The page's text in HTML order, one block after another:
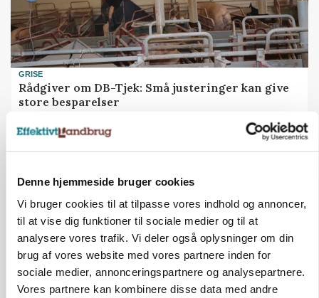
Denne hjemmeside bruger cookies
Vi bruger cookies til at tilpasse vores indhold og annoncer,
til at vise dig funktioner til sociale medier og til at
analysere vores trafik. Vi deler også oplysninger om din
brug af vores website med vores partnere inden for
sociale medier, annonceringspartnere og analysepartnere.
Vores partnere kan kombinere disse data med andre
GRISE
Rådgiver om DB-Tjek: Små justeringer kan give
store besparelser
Loading...